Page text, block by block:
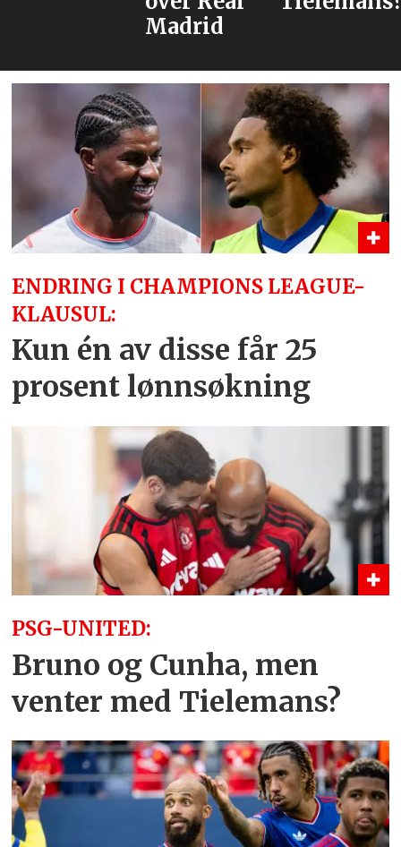
ENDRING I CHAMPIONS LEAGUE-
KLAUSUL:
Kun én av disse får 25
prosent lønnsøkning
PSG-UNITED:
Bruno og Cunha, men
venter med Tielemans?